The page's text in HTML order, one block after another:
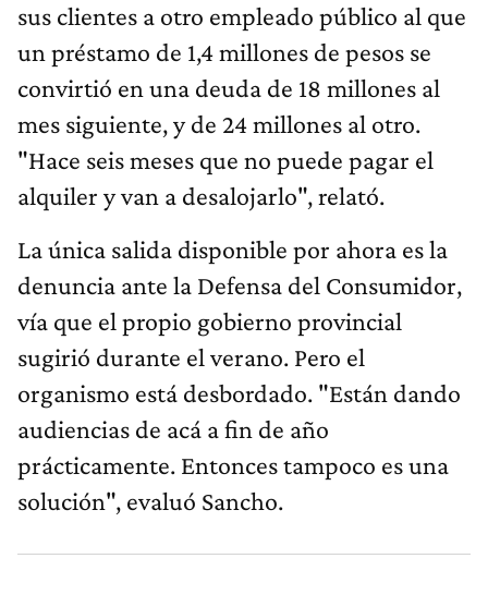
sus clientes a otro empleado público al que
un préstamo de 1,4 millones de pesos se
convirtió en una deuda de 18 millones al
mes siguiente, y de 24 millones al otro.
"Hace seis meses que no puede pagar el
alquiler y van a desalojarlo", relató.
La única salida disponible por ahora es la
denuncia ante la Defensa del Consumidor,
vía que el propio gobierno provincial
sugirió durante el verano. Pero el
organismo está desbordado. "Están dando
audiencias de acá a fin de año
prácticamente. Entonces tampoco es una
solución", evaluó Sancho.